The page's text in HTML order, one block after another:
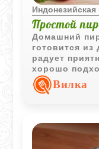
Индонезийская
Простой
Домашний
готовится из
радует
хорошо
чаепития и
подготовки.
Вилка